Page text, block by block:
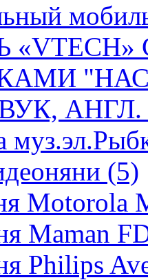
АНГЛ.
(5)
Motorola
Maman
Philips